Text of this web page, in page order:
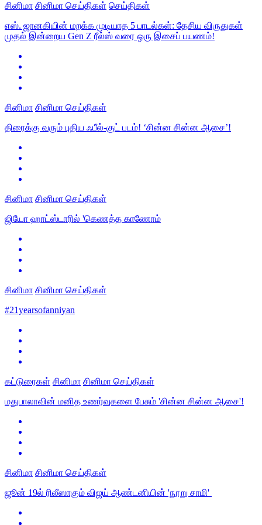
சினிமா சினிமா செய்திகள் செய்திகள்
எஸ். ஜானகியின் மறக்க முடியாத 5 பாடல்கள்: தேசிய விருதுகள்
முதல் இன்றைய Gen Z ரீல்ஸ் வரை ஒரு இசைப் பயணம்!
சினிமா சினிமா செய்திகள்
திரைக்கு வரும் புதிய ஃபீல்-குட் படம்! ‘சின்ன சின்ன ஆசை’!
சினிமா சினிமா செய்திகள்
ஜியோ ஹாட்ஸ்டாரில் 'கெணத்த காணோம்
சினிமா சினிமா செய்திகள்
#21yearsofanniyan
கட்டுரைகள் சினிமா சினிமா செய்திகள்
மதுபாலாவின் மனித உணர்வுகளை பேசும் 'சின்ன சின்ன ஆசை'!
சினிமா சினிமா செய்திகள்
ஜூன் 19ல் ரிலீஸாகும் விஜய் ஆண்டனியின் 'நூறு சாமி'